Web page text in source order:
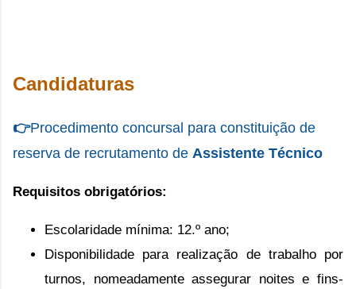
Candidaturas
👉Procedimento concursal para constituição de
reserva de recrutamento de Assistente Técnico
Requisitos obrigatórios:
Escolaridade mínima: 12.º ano;
Disponibilidade para realização de trabalho por
turnos, nomeadamente assegurar noites e fins-